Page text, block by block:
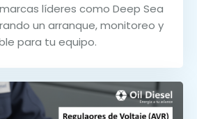
líderes como Deep Sea
un arranque, monitoreo y
para tu equipo.